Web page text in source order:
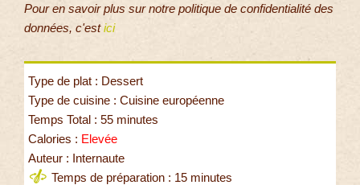
Pour en savoir plus sur notre politique de confidentialité des
données, c'estici
Type de plat : Dessert
Type de cuisine : Cuisine européenne
Temps Total : 55 minutes
Calories : Elevée
Auteur : Internaute
Temps de préparation : 15 minutes